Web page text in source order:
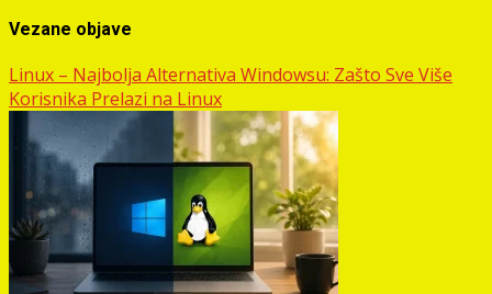
Vezane objave
Linux – Najbolja Alternativa Windowsu: Zašto Sve Više
Korisnika Prelazi na Linux